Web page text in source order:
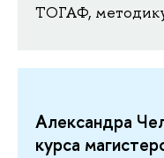
ТОГАФ,
Александра
курса